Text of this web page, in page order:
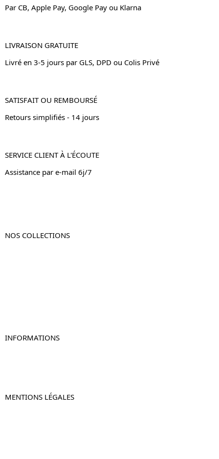
Par CB, Apple Pay, Google Pay ou Klarna
LIVRAISON GRATUITE
Livré en 3-5 jours par GLS, DPD ou Colis Privé
SATISFAIT OU REMBOURSÉ
Retours simplifiés - 14 jours
SERVICE CLIENT À L'ÉCOUTE
Assistance par e-mail 6j/7
NOS COLLECTIONS
INFORMATIONS
MENTIONS LÉGALES